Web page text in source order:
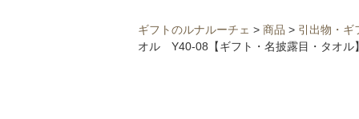
ギフトのルナルーチェ > 商品 > 引出物・ギ
オル Y40-08【ギフト・名披露目・タオル